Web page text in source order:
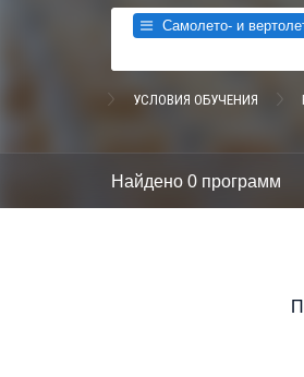
Самолето- и
УСЛОВИЯ ОБУЧЕНИЯ
Найдено 0 программ